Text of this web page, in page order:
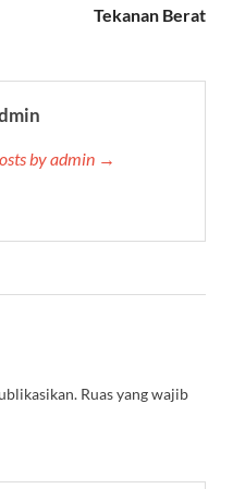
Tekanan Berat
by admin →
Ruas yang wajib